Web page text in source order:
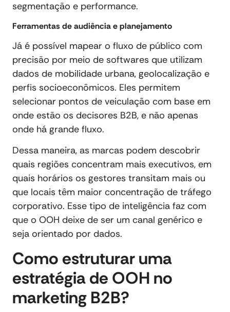
segmentação e performance.
Ferramentas de audiência e planejamento
Já é possível mapear o fluxo de público com
precisão por meio de softwares que utilizam
dados de mobilidade urbana, geolocalização e
perfis socioeconômicos. Eles permitem
selecionar pontos de veiculação com base em
onde estão os decisores B2B, e não apenas
onde há grande fluxo.
Dessa maneira, as marcas podem descobrir
quais regiões concentram mais executivos, em
quais horários os gestores transitam mais ou
que locais têm maior concentração de tráfego
corporativo. Esse tipo de inteligência faz com
que o OOH deixe de ser um canal genérico e
seja orientado por dados.
Como estruturar uma
estratégia de OOH no
marketing B2B?